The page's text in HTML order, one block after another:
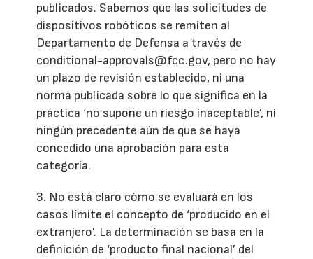
publicados. Sabemos que las solicitudes de
dispositivos robóticos se remiten al
Departamento de Defensa a través de
conditional-approvals@fcc.gov, pero no hay
un plazo de revisión establecido, ni una
norma publicada sobre lo que significa en la
práctica ‘no supone un riesgo inaceptable’, ni
ningún precedente aún de que se haya
concedido una aprobación para esta
categoría.
3. No está claro cómo se evaluará en los
casos límite el concepto de ‘producido en el
extranjero’. La determinación se basa en la
definición de ‘producto final nacional’ del